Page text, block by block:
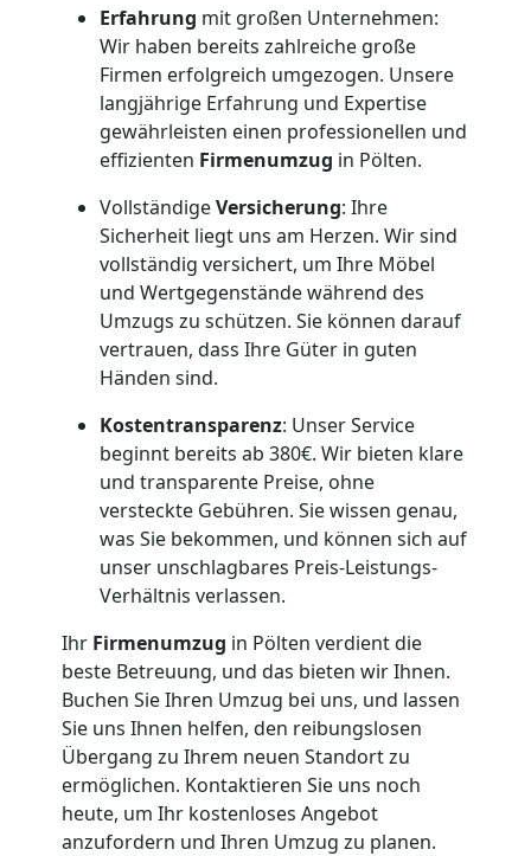
Erfahrung mit großen Unternehmen:
Wir haben bereits zahlreiche große
Firmen erfolgreich umgezogen. Unsere
langjährige Erfahrung und Expertise
gewährleisten einen professionellen und
effizienten Firmenumzug in Pölten.
VollständigeVersicherung: Ihre
Sicherheit liegt uns am Herzen. Wir sind
vollständig versichert, um Ihre Möbel
und Wertgegenstände während des
Umzugs zu schützen. Sie können darauf
vertrauen, dass Ihre Güter in guten
Händen sind.
Kostentransparenz: Unser Service
beginnt bereits ab 380€. Wir bieten klare
und transparente Preise, ohne
versteckte Gebühren. Sie wissen genau,
was Sie bekommen, und können sich auf
unser unschlagbares Preis-Leistungs-
Verhältnis verlassen.
Ihr Firmenumzug in Pölten verdient die
beste Betreuung, und das bieten wir Ihnen.
Buchen Sie Ihren Umzug bei uns, und lassen
Sie uns Ihnen helfen, den reibungslosen
Übergang zu Ihrem neuen Standort zu
ermöglichen. Kontaktieren Sie uns noch
heute, um Ihr kostenloses Angebot
anzufordern und Ihren Umzug zu planen.
International
Internationaler
Umzug
Nationaler
Umzug